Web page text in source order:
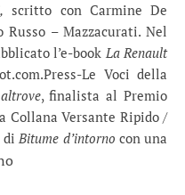
scritto con Carmine De
– Mazzacurati. Nel
l’e-book La Renault
Le Voci della
, finalista al Premio
Collana Versante Ripido /
di Bitume d’intorno con una